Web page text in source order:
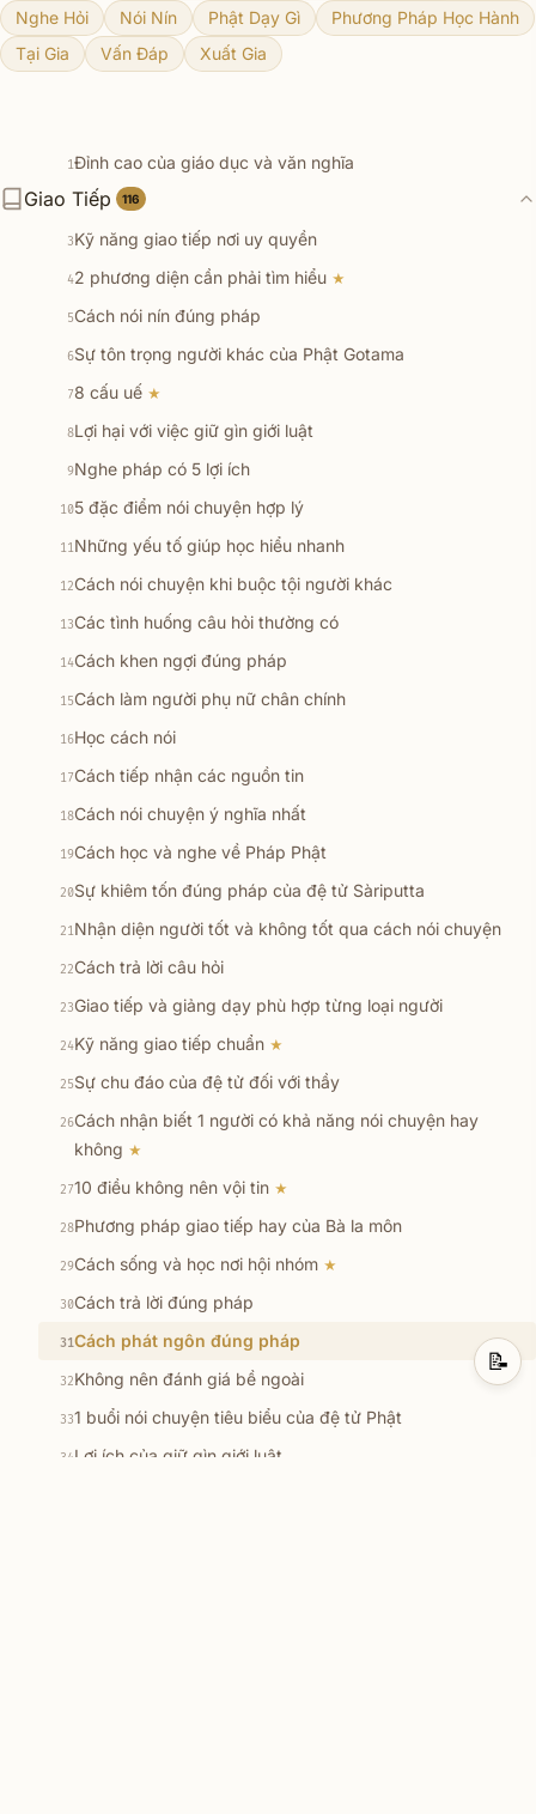
Nghe Hỏi
Nói Nín Phật Dạy Gì
Phương Pháp Học Hành
Tại Gia
Vấn Đáp Xuất Gia
Giao Tiếp 116
1Đỉnh cao của giáo dục và văn nghĩa
Cách ứng xử với sự cung kính
3Kỹ năng giao tiếp nơi uy quyền
42 phương diện cần phải tìm hiểu ★
5Cách nói nín đúng pháp
6Sự tôn trọng người khác của Phật Gotama
78 cấu uế ★
8Lợi hại với việc giữ gìn giới luật
9Nghe pháp có 5 lợi ích
105 đặc điểm nói chuyện hợp lý
11Những yếu tố giúp học hiểu nhanh
12Cách nói chuyện khi buộc tội người khác
13Các tình huống câu hỏi thường có
14Cách khen ngợi đúng pháp
15Cách làm người phụ nữ chân chính
16Học cách nói
17Cách tiếp nhận các nguồn tin
18Cách nói chuyện ý nghĩa nhất
19Cách học và nghe về Pháp Phật
20Sự khiêm tốn đúng pháp của đệ tử Sàriputta
21Nhận diện người tốt và không tốt qua cách nói chuyện
22Cách trả lời câu hỏi
23Giao tiếp và giảng dạy phù hợp từng loại người
24Kỹ năng giao tiếp chuẩn ★
25Sự chu đáo của đệ tử đối với thầy
26Cách nhận biết 1 người có khả năng nói chuyện hay
không ★
2710 điều không nên vội tin ★
28Phương pháp giao tiếp hay của Bà la môn
29Cách sống và học nơi hội nhóm ★
30Cách trả lời đúng pháp
31Cách phát ngôn đúng pháp
32Không nên đánh giá bề ngoài
331 buổi nói chuyện tiêu biểu của đệ tử Phật
34Lợi ích của giữ gìn giới luật
📝